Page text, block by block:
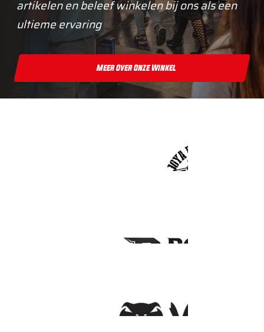
artikelen en beleef winkelen bij ons als een
ultieme ervaring
Meer Over Onze Winkel